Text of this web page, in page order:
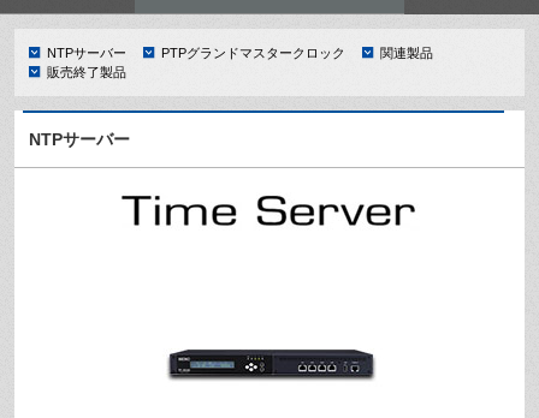
NTPサーバー PTPグランドマスタークロック
関連製品
販売終了製品
NTPサーバー